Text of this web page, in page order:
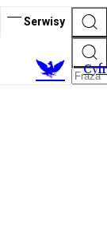
Serwisy
C